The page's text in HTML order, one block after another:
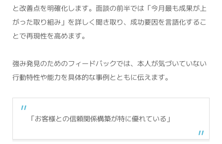
と改善点を明確化します。面談の前半では「今月最も成果が上
がった取り組み」を詳しく聞き取り、成功要因を言語化するこ
とで再現性を高めます。
強み発見のためのフィードバックでは、本人が気づいていない
行動特性や能力を具体的な事例とともに伝えます。
「お客様との信頼関係構築が特に優れている」